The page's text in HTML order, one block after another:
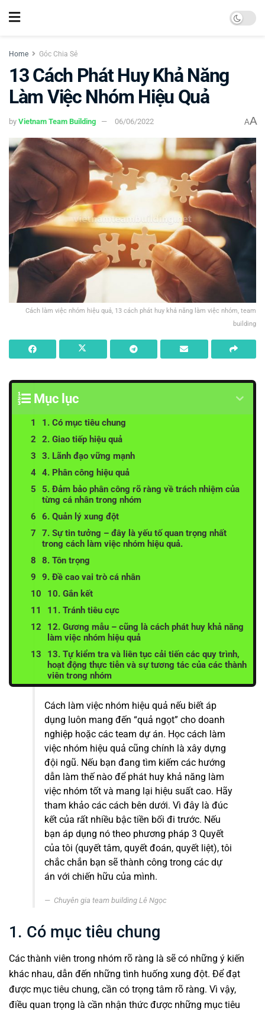
Home Góc Chia Sẻ
13 Cách Phát Huy Khả Năng
Làm Việc Nhóm Hiệu Quả
by Vietnam Team Building 06/06/2022 AA
Cách làm việc nhóm hiệu quả, 13 cách phát huy khả năng làm việc nhóm, team
building
Mục lục
1. Có mục tiêu chung
2. Giao tiếp hiệu quả
3. Lãnh đạo vững mạnh
4. Phân công hiệu quả
5. Đảm bảo phân công rõ ràng về trách nhiệm của
từng cá nhân trong nhóm
6. Quản lý xung đột
7. Sự tin tưởng – đây là yếu tố quan trọng nhất
trong cách làm việc nhóm hiệu quả.
8. Tôn trọng
9. Đề cao vai trò cá nhân
10. Gắn kết
11. Tránh tiêu cực
12. Gương mẫu – cũng là cách phát huy khả năng
làm việc nhóm hiệu quả
13. Tự kiểm tra và liên tục cải tiến các quy trình,
hoạt động thực tiễn và sự tương tác của các thành
viên trong nhóm
Cách làm việc nhóm hiệu quả nếu biết áp
dụng luôn mang đến “quả ngọt” cho doanh
nghiệp hoặc các team dự án. Học cách làm
việc nhóm hiệu quả cũng chính là xây dựng
đội ngũ. Nếu bạn đang tìm kiếm các hướng
dẫn làm thế nào để phát huy khả năng làm
việc nhóm tốt và mang lại hiệu suất cao. Hãy
tham khảo các cách bên dưới. Vì đây là đúc
kết của rất nhiều bậc tiền bối đi trước. Nếu
bạn áp dụng nó theo phương pháp 3 Quyết
của tôi (quyết tâm, quyết đoán, quyết liệt), tôi
chắc chắn bạn sẽ thành công trong các dự
án với chiến hữu của mình.
Chuyên gia team building Lê Ngọc
1. Có mục tiêu chung
Các thành viên trong nhóm rõ ràng là sẽ có những ý kiến
khác nhau, dẫn đến những tình huống xung đột. Để đạt
được mục tiêu chung, cần có trọng tâm rõ ràng. Vì vậy,
điều quan trọng là cần nhận thức được những mục tiêu